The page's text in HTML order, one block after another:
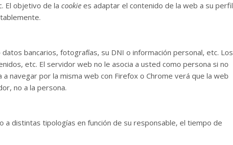
El objetivo de la cookie es adaptar el contenido de la web a su perfil
bancarios, fotografías, su DNI o información personal, etc. Los
etc. El servidor web no le asocia a usted como persona si no
navegar por la misma web con Firefox o Chrome verá que la web
no a la persona.
a distintas tipologías en función de su responsable, el tiempo de